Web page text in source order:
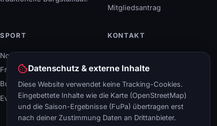
Mitgliedsantrag
SPORT
Nordic Walking
Frauensport
Burgstalllauf
Events & Termine
KONTAKT
06886 Lutherstadt
+49 (34 91) 408 66-0
info@svs93.de
Datenschutz & externe Inhalte
Diese Website verwendet keine Tracking-Cookies.
Eingebettete Inhalte wie die Karte (OpenStreetMap)
und die Saison-Ergebnisse (FuPa) übertragen erst
nach deiner Zustimmung Daten an Drittanbieter.